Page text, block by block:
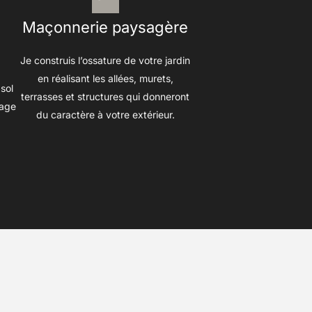
Maçonnerie paysagère
Je construis l’ossature de votre jardin
en réalisant les allées, murets,
terrasses et structures qui donneront
du caractère à votre extérieur.